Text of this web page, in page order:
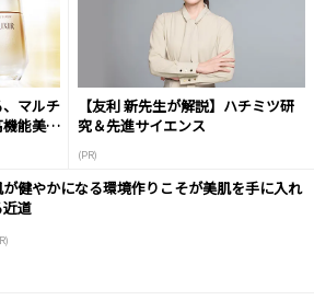
マルチ
能美容
【友利 新先生が解説】ハチミツ研
究＆先進サイエンス
(PR)
が健やかになる環境作りこそが美肌を手に入れ
近道